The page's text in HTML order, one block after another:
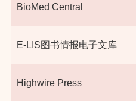
BioMed Central
E-LIS图书情报电子文库
Highwire Press